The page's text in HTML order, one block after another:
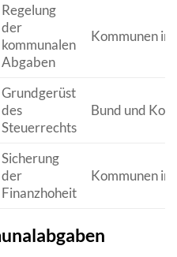
Regelung
der
kommunalen
Abgaben
Kommunen in
Grundgerüst
des
Steuerrechts
Bund und
Sicherung
der
Finanzhoheit
Kommunen in